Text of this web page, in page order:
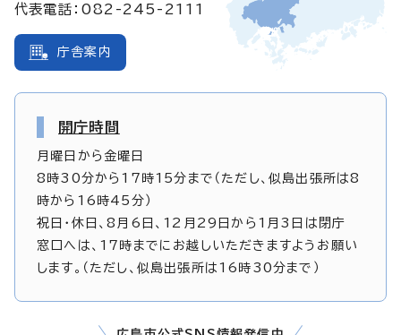
代表電話：082-245-2111
庁舎案内
開庁時間
月曜日から金曜日
8時30分から17時15分まで（ただし、似島出張所は8
時から16時45分）
祝日・休日、8月6日、12月29日から1月3日は閉庁
窓口へは、17時までにお越しいただきますようお願い
します。（ただし、似島出張所は16時30分まで）